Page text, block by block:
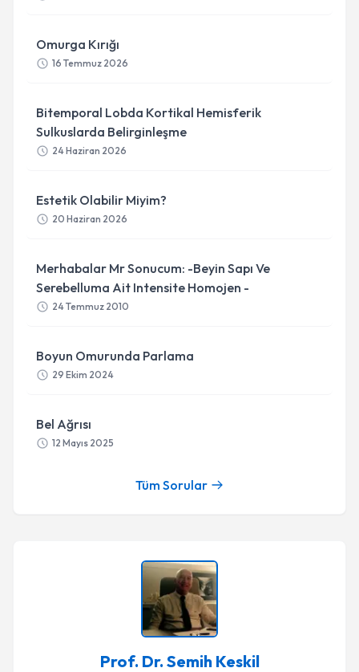
Omurga Kırığı
16 Temmuz 2026
Bitemporal Lobda Kortikal Hemisferik
Sulkuslarda Belirginleşme
24 Haziran 2026
Estetik Olabilir Miyim?
20 Haziran 2026
Merhabalar Mr Sonucum: -Beyin Sapı Ve
Serebelluma Ait Intensite Homojen -
24 Temmuz 2010
Boyun Omurunda Parlama
29 Ekim 2024
Bel Ağrısı
12 Mayıs 2025
Tüm Sorular
Prof. Dr. Semih Keskil